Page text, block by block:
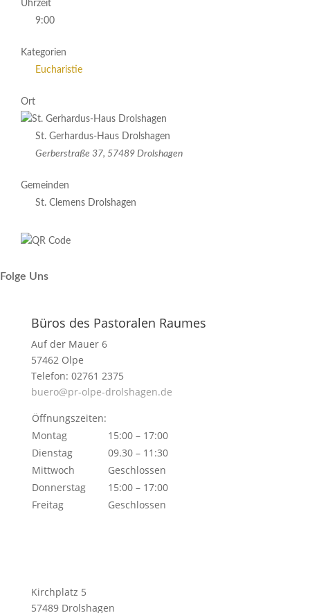
Uhrzeit
9:00
Kategorien
Eucharistie
Ort
St. Gerhardus-Haus Drolshagen
Gerberstraße 37, 57489 Drolshagen
Gemeinden
St. Clemens Drolshagen
Folge Uns
Büros des Pastoralen Raumes
Auf der Mauer 6
57462 Olpe
Telefon: 02761 2375
buero@pr-olpe-drolshagen.de
Öffnungszeiten:
Montag
15:00 – 17:00
Dienstag
09.30 – 11:30
Mittwoch
Geschlossen
Donnerstag
15:00 – 17:00
Freitag
Geschlossen
Kirchplatz 5
57489 Drolshagen